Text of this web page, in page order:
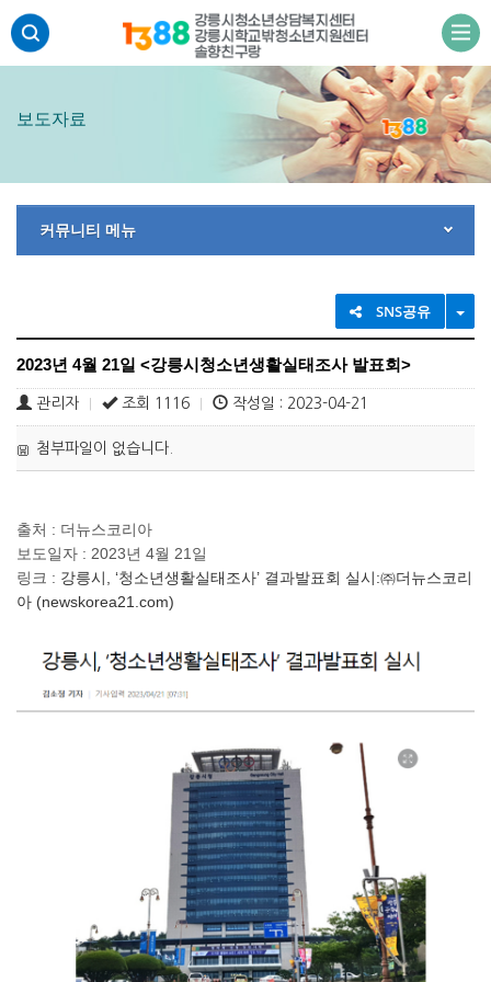
본문 바로가기
주메뉴 바로가기
하단 바로가기
보도자료
커뮤니티 메뉴
SNS공유
2023년 4월 21일 <강릉시청소년생활실태조사 발표회>
관리자 조회 1116 작성일 : 2023-04-21
첨부파일이 없습니다.
출처 : 더뉴스코리아
보도일자 : 2023년 4월 21일
링크 : 강릉시, ‘청소년생활실태조사’ 결과발표회 실시:㈜더뉴스코리
아 (newskorea21.com)